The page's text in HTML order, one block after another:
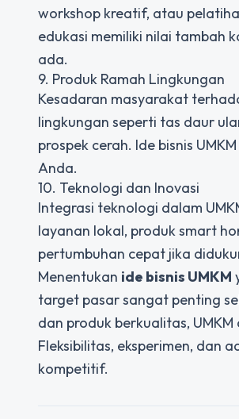
workshop kreatif, atau
edukasi memiliki nilai tambah
ada.
9. Produk Ramah Lingkungan
Kesadaran masyarakat
lingkungan seperti tas daur
prospek cerah. Ide bisnis
Anda.
10. Teknologi dan Inovasi
Integrasi teknologi dalam
layanan lokal, produk smart
pertumbuhan cepat jika
Menentukan ide bisnis UMKM
target pasar sangat penting
dan produk berkualitas,
Fleksibilitas, eksperimen, dan
kompetitif.